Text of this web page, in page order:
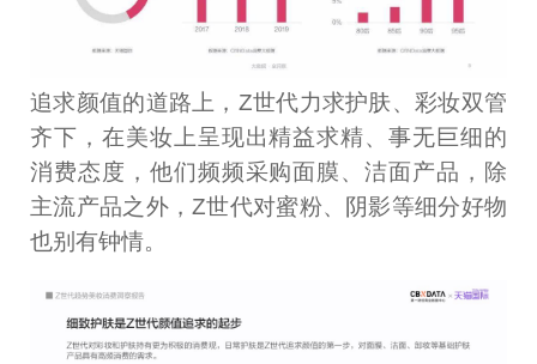
追求颜值的道路上，Z世代力求护肤、彩妆双管
齐下，在美妆上呈现出精益求精、事无巨细的
消费态度，他们频频采购面膜、洁面产品，除
主流产品之外，Z世代对蜜粉、阴影等细分好物
也别有钟情。